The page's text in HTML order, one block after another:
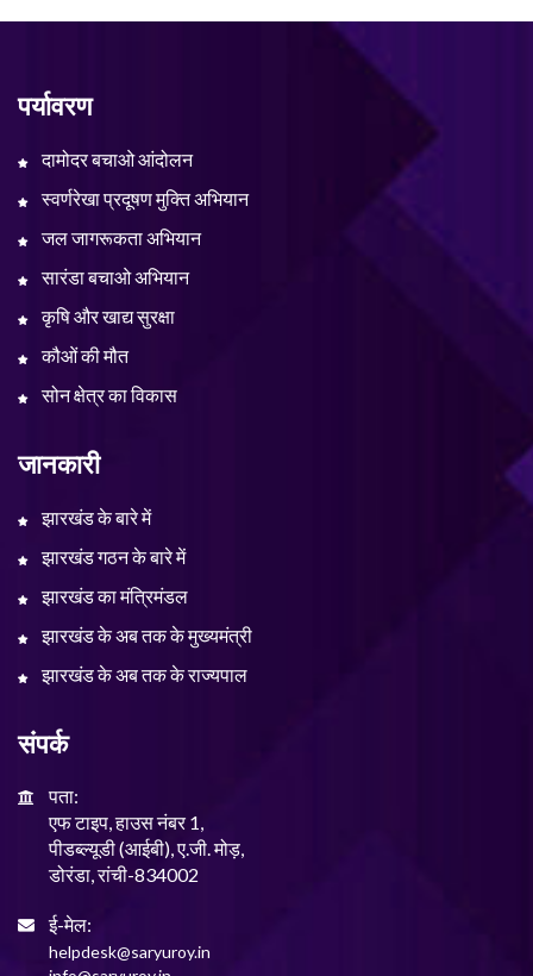
पर्यावरण
दामोदर बचाओ आंदोलन
स्वर्णरेखा प्रदूषण मुक्ति अभियान
जल जागरूकता अभियान
सारंडा बचाओ अभियान
कृषि और खाद्य सुरक्षा
कौओं की मौत
सोन क्षेत्र का विकास
जानकारी
झारखंड के बारे में
झारखंड गठन के बारे में
झारखंड का मंत्रिमंडल
झारखंड के अब तक के मुख्यमंत्री
झारखंड के अब तक के राज्यपाल
संपर्क
पता:
एफ टाइप, हाउस नंबर 1,
पीडब्ल्यूडी (आईबी), ए.जी. मोड़,
डोरंडा, रांची-834002
ई-मेल:
helpdesk@saryuroy.in